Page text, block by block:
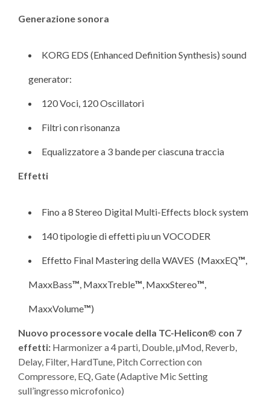
Generazione sonora
KORG EDS (Enhanced Definition Synthesis) sound
generator:
120 Voci, 120 Oscillatori
Filtri con risonanza
Equalizzatore a 3 bande per ciascuna traccia
Effetti
Fino a 8 Stereo Digital Multi-Effects block system
140 tipologie di effetti piu un VOCODER
Effetto Final Mastering della WAVES (MaxxEQ™,
MaxxBass™, MaxxTreble™, MaxxStereo™,
MaxxVolume™)
Nuovo processore vocale della TC-Helicon® con 7
effetti: Harmonizer a 4 parti, Double, µMod, Reverb,
Delay, Filter, HardTune, Pitch Correction con
Compressore, EQ, Gate (Adaptive Mic Setting
sull’ingresso microfonico)